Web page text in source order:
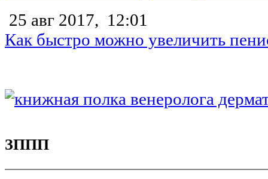
25 авг 2017, 12:01
Как быстро можно увеличить
ЗППП